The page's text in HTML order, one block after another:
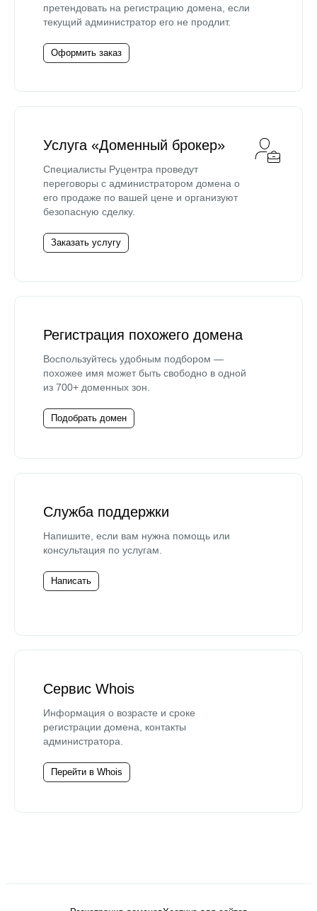
претендовать на регистрацию домена, если
текущий администратор его не продлит.
Оформить заказ
Услуга «Доменный брокер»
Специалисты Руцентра проведут
переговоры с администратором домена о
его продаже по вашей цене и организуют
безопасную сделку.
Заказать услугу
Регистрация похожего домена
Воспользуйтесь удобным подбором —
похожее имя может быть свободно в одной
из 700+ доменных зон.
Подобрать домен
Служба поддержки
Напишите, если вам нужна помощь или
консультация по услугам.
Написать
Сервис Whois
Информация о возрасте и сроке
регистрации домена, контакты
администратора.
Перейти в Whois